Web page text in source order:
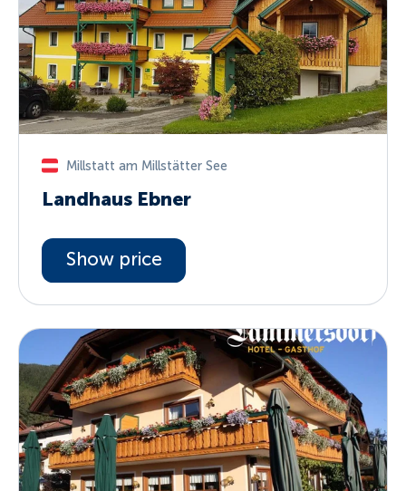
Millstatt am Millstätter See
Landhaus Ebner
Show price